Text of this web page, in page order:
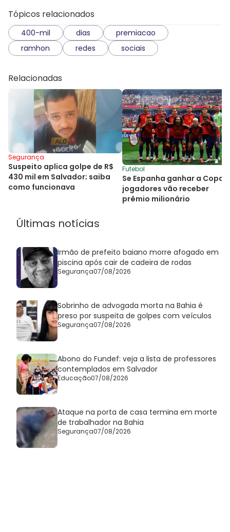
Tópicos relacionados
400-mil dias
premiacao
ramhon
redes sociais
Relacionadas
Segurança
Suspeito aplica golpe de R$
430 mil em Salvador; saiba
como funcionava
Futebol
Se Espanha ganhar a Copa,
jogadores vão receber
prêmio milionário
Últimas notícias
Irmão de prefeito baiano morre afogado em
piscina após cair de cadeira de rodas
Segurança07/08/2026
Sobrinho de advogada morta na Bahia é
preso por suspeita de golpes com veículos
Segurança07/08/2026
Abono do Fundef: veja a lista de professores
contemplados em Salvador
Educação07/08/2026
Ataque na porta de casa termina em morte
de trabalhador na Bahia
Segurança07/08/2026